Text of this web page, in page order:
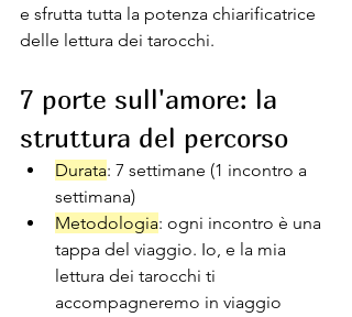
e sfrutta tutta la potenza chiarificatrice
delle lettura dei tarocchi.
7 porte sull'amore: la
struttura del percorso
Durata: 7 settimane (1 incontro a
settimana)
Metodologia: ogni incontro è una
tappa del viaggio. Io, e la mia
lettura dei tarocchi ti
accompagneremo in viaggio